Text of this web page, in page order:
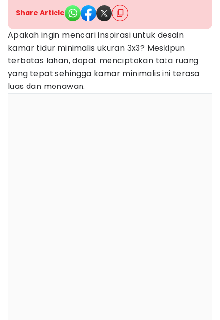
Share Article
Apakah ingin mencari inspirasi untuk desain
kamar tidur minimalis ukuran 3x3? Meskipun
terbatas lahan, dapat menciptakan tata ruang
yang tepat sehingga kamar minimalis ini terasa
luas dan menawan.